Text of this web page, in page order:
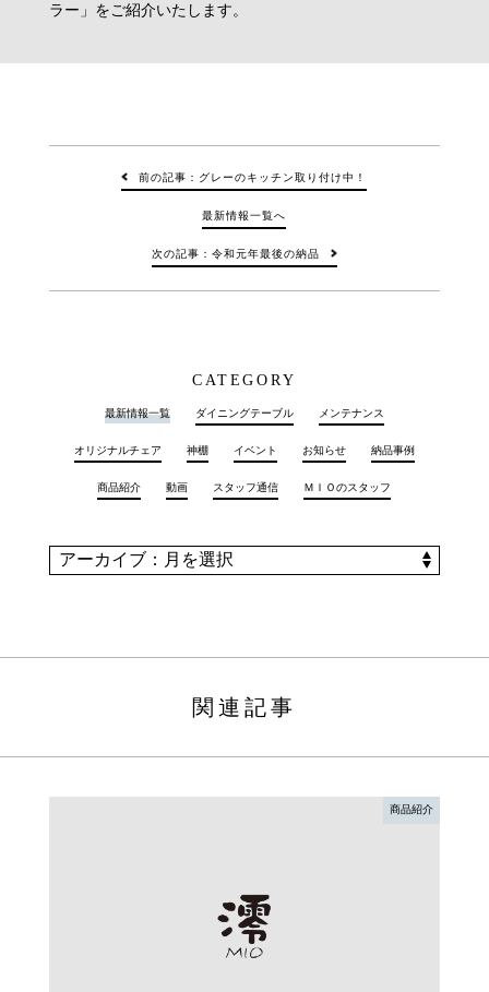
ラー」をご紹介いたします。
前の記事：グレーのキッチン取り付け中！
最新情報一覧へ
次の記事：令和元年最後の納品
CATEGORY
最新情報一覧 ダイニングテーブル メンテナンス
オリジナルチェア 神棚 イベント お知らせ 納品事例
商品紹介 動画 スタッフ通信 ＭＩＯのスタッフ
関連記事
商品紹介